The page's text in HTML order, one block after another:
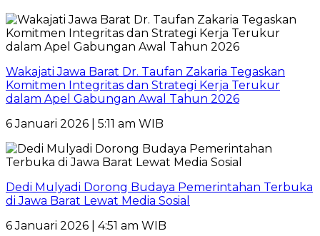
Wakajati Jawa Barat Dr. Taufan Zakaria Tegaskan
Komitmen Integritas dan Strategi Kerja Terukur
dalam Apel Gabungan Awal Tahun 2026
6 Januari 2026 | 5:11 am WIB
Dedi Mulyadi Dorong Budaya Pemerintahan Terbuka
di Jawa Barat Lewat Media Sosial
6 Januari 2026 | 4:51 am WIB